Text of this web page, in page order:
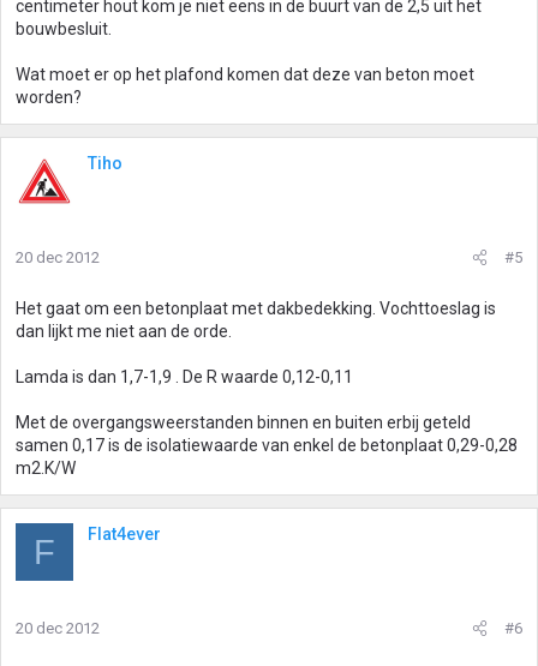
centimeter hout kom je niet eens in de buurt van de 2,5 uit het
bouwbesluit.
Wat moet er op het plafond komen dat deze van beton moet
worden?
Tiho
20 dec 2012 #5
Het gaat om een betonplaat met dakbedekking. Vochttoeslag is
dan lijkt me niet aan de orde.
Lamda is dan 1,7-1,9 . De R waarde 0,12-0,11
Met de overgangsweerstanden binnen en buiten erbij geteld
samen 0,17 is de isolatiewaarde van enkel de betonplaat 0,29-0,28
m2.K/W
F Flat4ever
20 dec 2012 #6